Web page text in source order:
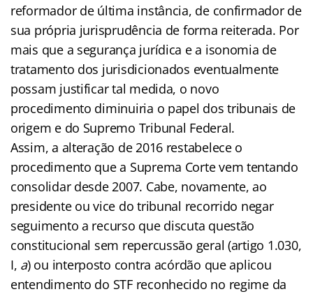
reformador de última instância, de confirmador de
sua própria jurisprudência de forma reiterada. Por
mais que a segurança jurídica e a isonomia de
tratamento dos jurisdicionados eventualmente
possam justificar tal medida, o novo
procedimento diminuiria o papel dos tribunais de
origem e do Supremo Tribunal Federal.
Assim, a alteração de 2016 restabelece o
procedimento que a Suprema Corte vem tentando
consolidar desde 2007. Cabe, novamente, ao
presidente ou vice do tribunal recorrido negar
seguimento a recurso que discuta questão
constitucional sem repercussão geral (artigo 1.030,
I, a) ou interposto contra acórdão que aplicou
entendimento do STF reconhecido no regime da